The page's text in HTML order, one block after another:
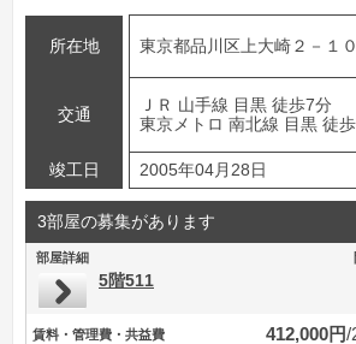
所在地 東京都品川区上大崎２－１
交通
ＪＲ 山手線 目黒 徒歩7分
東京メトロ 南北線 目黒 徒
竣工日 2005年04月28日
3部屋の募集があります
部屋詳細
5階511
賃料・管理費・共益費 412,000円